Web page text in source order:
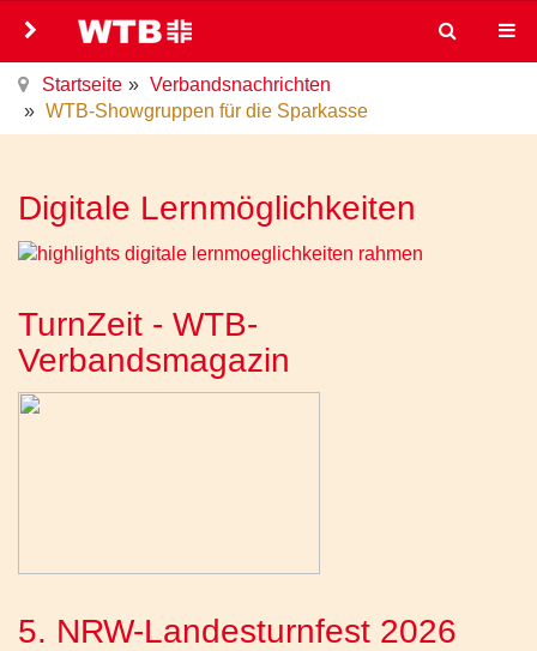
Startseite
Verbandsnachrichten
WTB-Showgruppen für die Sparkasse
Digitale Lernmöglichkeiten
TurnZeit - WTB-
Verbandsmagazin
5. NRW-Landesturnfest 2026